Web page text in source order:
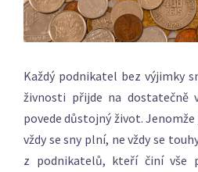
Každý podnikatel bez výjimky
živnosti přijde na dostatečně
povede důstojný život.
vždy se sny plní, ne vždy se
z podnikatelů, kteří činí vše